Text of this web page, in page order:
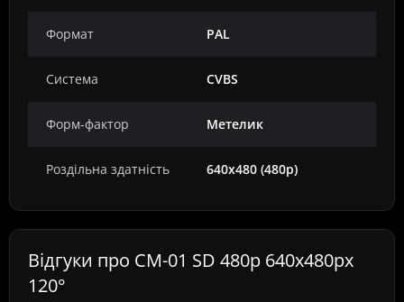
Формат PAL
Система CVBS
Форм-фактор Метелик
Роздільна здатність 640x480 (480p)
Відгуки про CM-01 SD 480p 640x480px
120°